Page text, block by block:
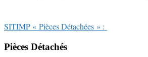
SITIMP « Pièces Détachées » :
Pièces Détachés